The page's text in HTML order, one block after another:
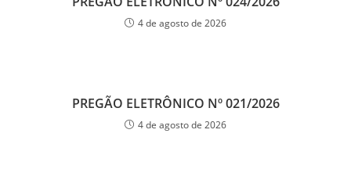
4 de agosto de 2026
PREGÃO ELETRÔNICO Nº 021/2026
4 de agosto de 2026